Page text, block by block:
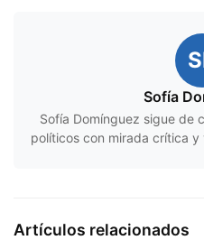
Sofía
Sofía Domínguez sigue de
políticos con mirada crítica
Artículos relacionados